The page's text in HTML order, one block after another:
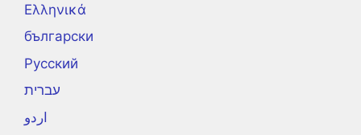
Ελληνικά
български
Русский
עברית
اردو